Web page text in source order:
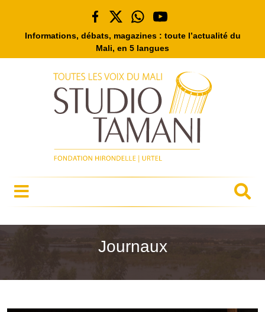
Informations, débats, magazines : toute l’actualité du
Mali, en 5 langues
Journaux